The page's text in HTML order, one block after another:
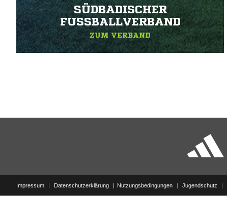
SÜDBADISCHER
FUSSBALLVERBAND
ZUM VERBAND
Impressum | Datenschutzerklärung Nutzungsbedingungen | Jugendschutz |